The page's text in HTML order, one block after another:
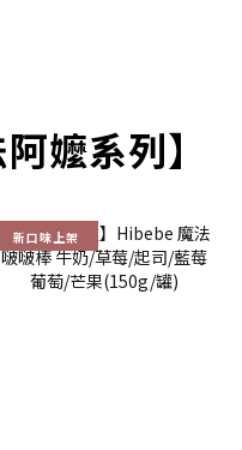
嬤系列】
新口味上架